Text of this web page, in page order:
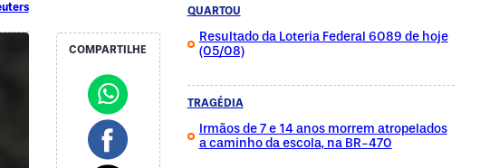
COMPARTILHE
QUARTOU
Resultado da Loteria Federal 6089 de hoje
(05/08)
TRAGÉDIA
Irmãos de 7 e 14 anos morrem atropelados
a caminho da escola, na BR-470